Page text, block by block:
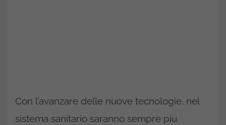
Con l’avanzare delle nuove tecnologie, nel
sistema sanitario saranno sempre più